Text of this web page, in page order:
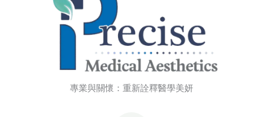
專業與關懷：重新詮釋醫學美妍